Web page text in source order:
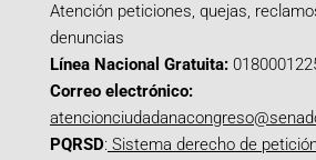
Atención peticiones, quejas,
denuncias
Línea Nacional Gratuita:
Correo electrónico:
PQRSD: Sistema derecho de